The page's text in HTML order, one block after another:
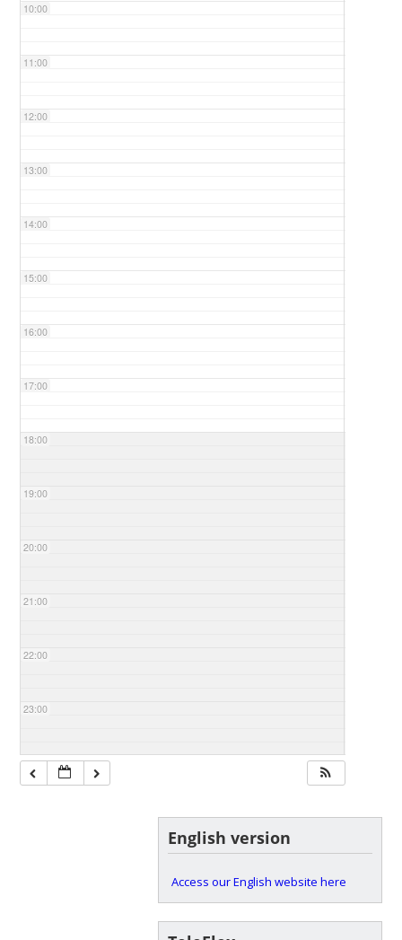
10:00
11:00
12:00
13:00
14:00
15:00
16:00
17:00
18:00
19:00
20:00
21:00
22:00
23:00
English version
Access our English website here